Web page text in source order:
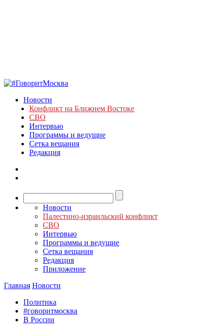
Новости
Конфликт на Ближнем Востоке
СВО
Интервью
Программы и ведущие
Сетка вещания
Редакция
Новости
Палестино-израильский конфликт
СВО
Интервью
Программы и ведущие
Сетка вещания
Редакция
Приложение
Главная Новости
Политика
#говоритмосква
В России